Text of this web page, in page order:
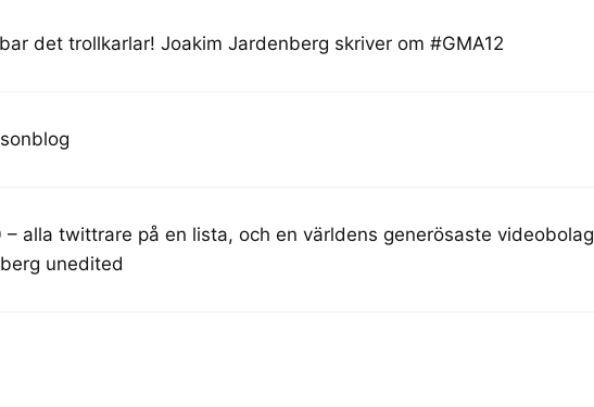
det trollkarlar! Joakim Jardenberg skriver om #GMA12
alla twittrare på en lista, och en världens generösaste videobolag
unedited